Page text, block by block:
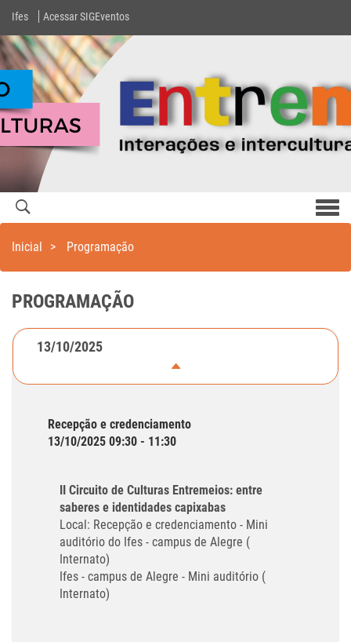
Ifes Acessar SIGEventos
Inicial > Programação
PROGRAMAÇÃO
13/10/2025
Recepção e credenciamento
13/10/2025 09:30 - 11:30
II Circuito de Culturas Entremeios: entre
saberes e identidades capixabas
Local: Recepção e credenciamento - Mini
auditório do Ifes - campus de Alegre (
Internato)
Ifes - campus de Alegre - Mini auditório (
Internato)